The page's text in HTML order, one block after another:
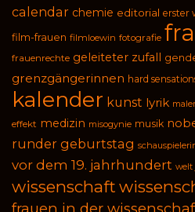
calendar chemie editorial erster
film-frauen filmloewin fotografie
frauenrechte geleiteter zufall
grenzgängerinnen hard
kalender kunst lyrik
effekt medizin misogynie musik
runder geburtstag
vor dem 19. jahrhundert welt
wissenschaft